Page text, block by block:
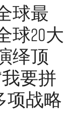
球最
球20大
绎顶
要拼
项战略